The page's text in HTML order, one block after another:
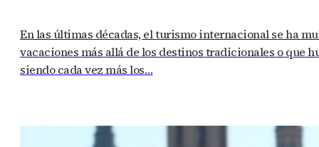
En las últimas décadas, el turismo internacional se ha
vacaciones más allá de los destinos tradicionales o que
siendo cada vez más los…